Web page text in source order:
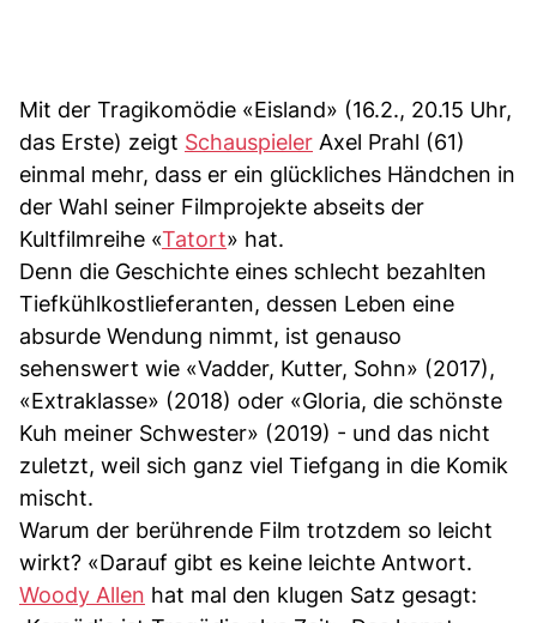
Mit der Tragikomödie «Eisland» (16.2., 20.15 Uhr,
das Erste) zeigt Schauspieler Axel Prahl (61)
einmal mehr, dass er ein glückliches Händchen in
der Wahl seiner Filmprojekte abseits der
Kultfilmreihe «Tatort» hat.
Denn die Geschichte eines schlecht bezahlten
Tiefkühlkostlieferanten, dessen Leben eine
absurde Wendung nimmt, ist genauso
sehenswert wie «Vadder, Kutter, Sohn» (2017),
«Extraklasse» (2018) oder «Gloria, die schönste
Kuh meiner Schwester» (2019) - und das nicht
zuletzt, weil sich ganz viel Tiefgang in die Komik
mischt.
Warum der berührende Film trotzdem so leicht
wirkt? «Darauf gibt es keine leichte Antwort.
Woody Allen hat mal den klugen Satz gesagt: